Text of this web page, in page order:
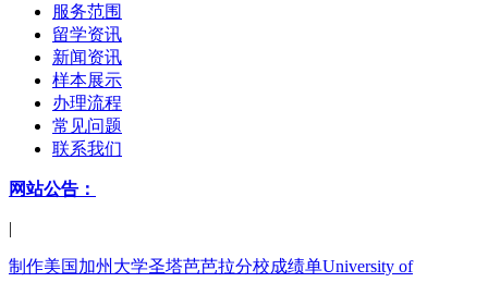
服务范围
留学资讯
新闻资讯
样本展示
办理流程
常见问题
联系我们
网站公告：
|
制作美国加州大学圣塔芭芭拉分校成绩单University of